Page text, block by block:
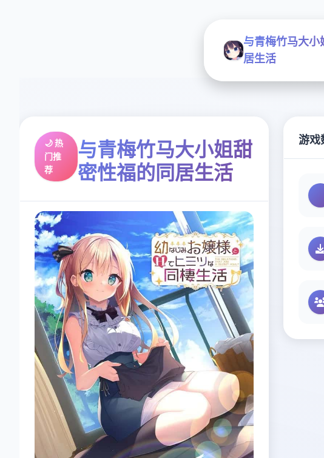
与青梅竹马大小
居生活
🌙 热
门推
荐
与青梅竹马大小姐甜
密性福的同居生活
游戏